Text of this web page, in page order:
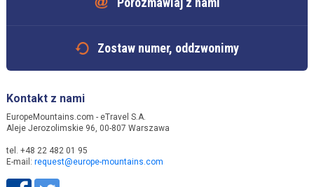
Zostaw numer, oddzwonimy
Kontakt z nami
EuropeMountains.com - eTravel S.A.
Aleje Jerozolimskie 96, 00-807 Warszawa
tel. +48 22 482 01 95
E-mail: request@europe-mountains.com